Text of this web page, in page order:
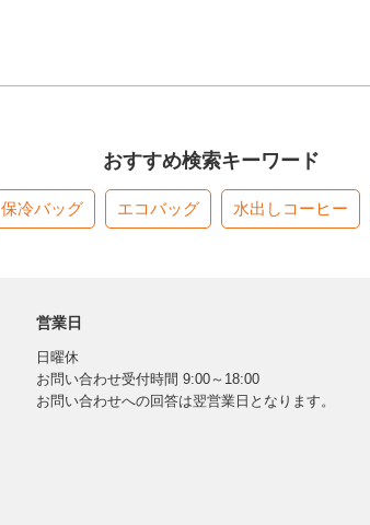
おすすめ検索キーワード
保冷バッグ エコバッグ 水出しコーヒー
営業日
日曜休
お問い合わせ受付時間 9:00～18:00
お問い合わせへの回答は翌営業日となります。